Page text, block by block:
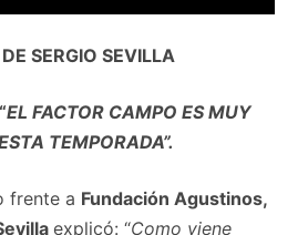
SERGIO SEVILLA
EL FACTOR CAMPO ES MUY
TEMPORADA”.
frente a Fundación Agustinos,
explicó: “Como viene